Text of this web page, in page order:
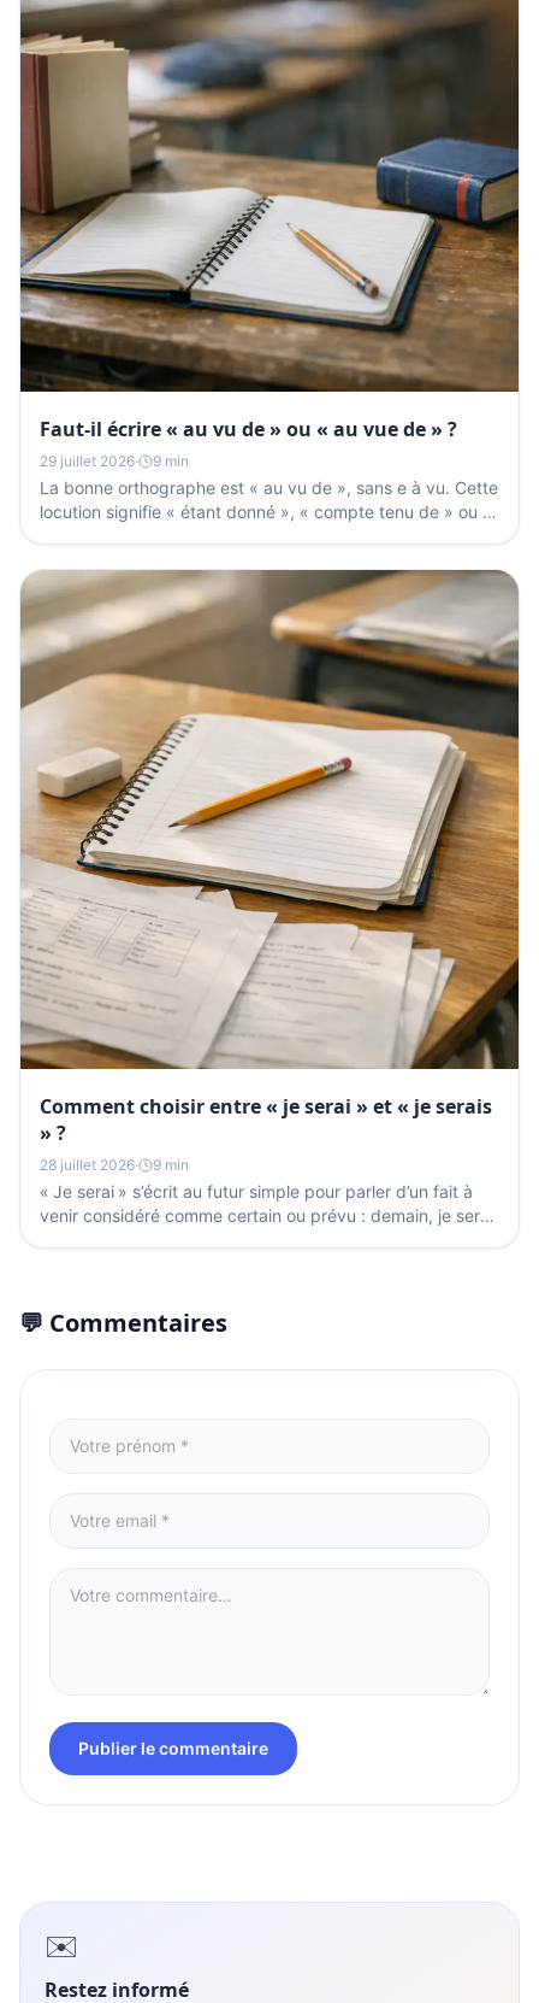
Faut-il écrire « au vu de » ou « au vue de » ?
29 juillet 2026· 9 min
La bonne orthographe est « au vu de », sans e à vu. Cette
locution signifie « étant donné », « compte tenu de » ou «
Comment choisir entre « je serai » et « je serais
» ?
28 juillet 2026· 9 min
« Je serai » s’écrit au futur simple pour parler d’un fait à
venir considéré comme certain ou prévu : demain, je serai
💬 Commentaires
Publier le commentaire
✉️
Restez informé